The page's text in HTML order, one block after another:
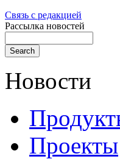
Связь с редакцией
Рассылка новостей
Новости
Проекты